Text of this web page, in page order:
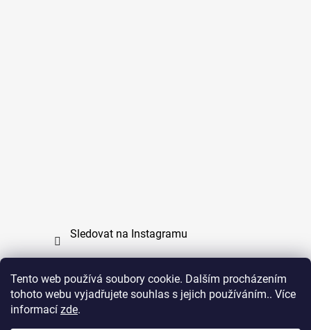
Tento web používá soubory cookie. Dalším procházením
tohoto webu vyjadřujete souhlas s jejich používáním.. Více
informací zde.
Sledovat na Instagramu